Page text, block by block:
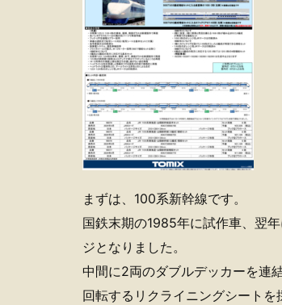
まずは、100系新幹線です。
国鉄末期の1985年に試作車、翌
ジとなりました。
中間に2両のダブルデッカーを連
回転するリクライニングシート